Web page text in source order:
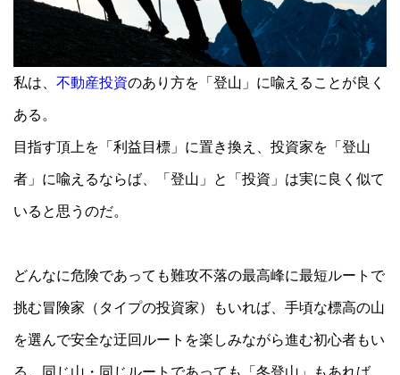
私は、不動産投資のあり方を「登山」に喩えることが良く
ある。
目指す頂上を「利益目標」に置き換え、投資家を「登山
者」に喩えるならば、「登山」と「投資」は実に良く似て
いると思うのだ。
どんなに危険であっても難攻不落の最高峰に最短ルートで
挑む冒険家（タイプの投資家）もいれば、手頃な標高の山
を選んで安全な迂回ルートを楽しみながら進む初心者もい
る。同じ山・同じルートであっても「冬登山」もあれば